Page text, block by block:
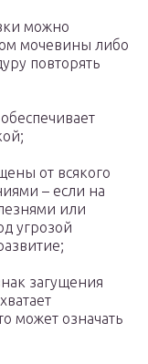
можно
мочевины либо
повторять
от всякого
– если на
или
угрозой
загущения
может означать